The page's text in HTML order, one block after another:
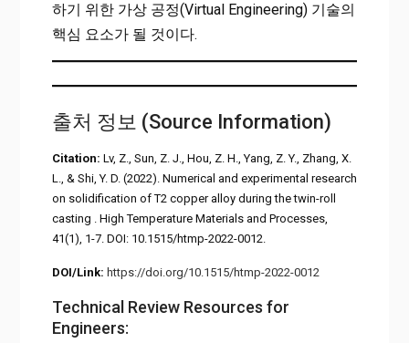
하기 위한 가상 공정(Virtual Engineering) 기술의
핵심 요소가 될 것이다.
출처 정보 (Source Information)
Citation: Lv, Z., Sun, Z. J., Hou, Z. H., Yang, Z. Y., Zhang, X.
L., & Shi, Y. D. (2022). Numerical and experimental research
on solidification of T2 copper alloy during the twin-roll
casting . High Temperature Materials and Processes,
41(1), 1-7. DOI: 10.1515/htmp-2022-0012.
DOI/Link: https://doi.org/10.1515/htmp-2022-0012
Technical Review Resources for
Engineers: